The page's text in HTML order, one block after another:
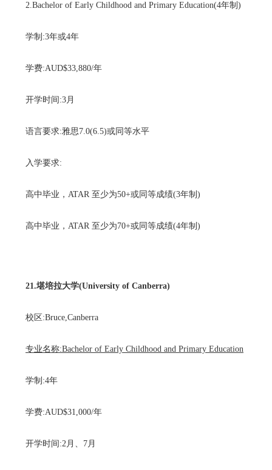
2.Bachelor of Early Childhood and Primary Education(4年制)
学制:3年或4年
学费:AUD$33,880/年
开学时间:3月
语言要求:雅思7.0(6.5)或同等水平
入学要求:
高中毕业，ATAR 至少为50+或同等成绩(3年制)
高中毕业，ATAR 至少为70+或同等成绩(4年制)
21.堪培拉大学(University of Canberra)
校区:Bruce,Canberra
专业名称:Bachelor of Early Childhood and Primary Education
学制:4年
学费:AUD$31,000/年
开学时间:2月、7月